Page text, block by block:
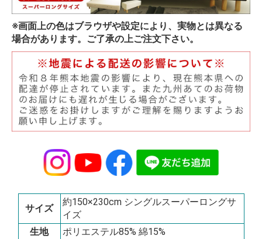
※画面上の色はブラウザや設定により、実物とは異なる
場合があります。ご了承の上ご注文下さい。
サイズ
約150×230cm シングルスーパーロングサ
イズ
生地
ポリエステル85% 綿15%